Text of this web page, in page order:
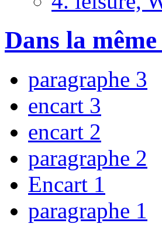
Dans la
paragraphe 3
encart 3
encart 2
paragraphe 2
Encart 1
paragraphe 1